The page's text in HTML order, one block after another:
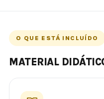
O QUE ESTÁ INCLUÍDO
MATERIAL